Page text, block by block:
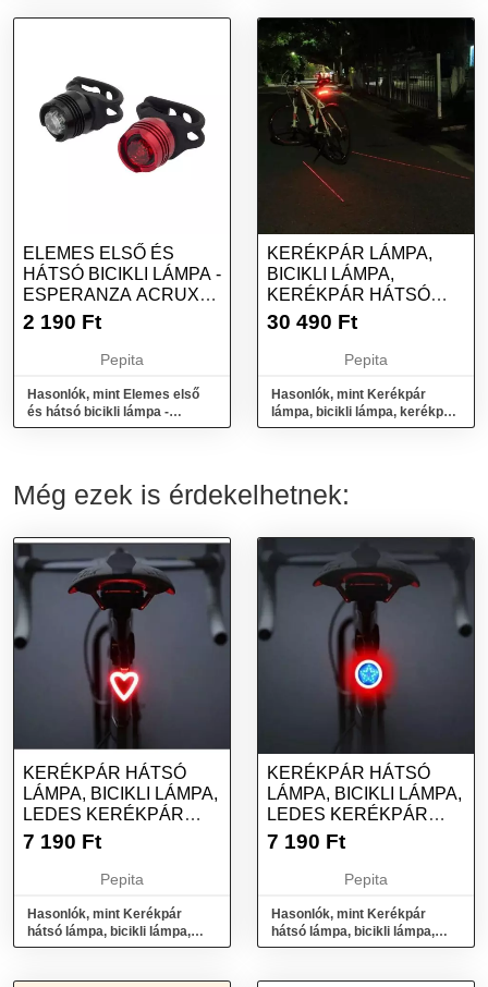
ELEMES ELSŐ ÉS
HÁTSÓ BICIKLI LÁMPA -
ESPERANZA ACRUX
EOT016
2 190 Ft
Pepita
Hasonlók, mint Elemes első
és hátsó bicikli lámpa -
Esperanza Acrux EOT016
KERÉKPÁR LÁMPA,
BICIKLI LÁMPA,
KERÉKPÁR HÁTSÓ
LÁMPA INDEXES
30 490 Ft
Pepita
Hasonlók, mint Kerékpár
lámpa, bicikli lámpa, kerékpár
hátsó lámpa indexes
Még ezek is érdekelhetnek:
KERÉKPÁR HÁTSÓ
LÁMPA, BICIKLI LÁMPA,
LEDES KERÉKPÁR
LÁMPA - SZÍV
7 190 Ft
Pepita
Hasonlók, mint Kerékpár
hátsó lámpa, bicikli lámpa,
ledes kerékpár lámpa - Szív
KERÉKPÁR HÁTSÓ
LÁMPA, BICIKLI LÁMPA,
LEDES KERÉKPÁR
LÁMPA - CSILLAG
7 190 Ft
Pepita
Hasonlók, mint Kerékpár
hátsó lámpa, bicikli lámpa,
ledes kerékpár lámpa - Csillag